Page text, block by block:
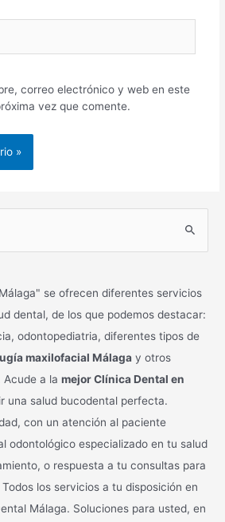
correo electrónico y web en este
vez que comente.
se ofrecen diferentes servicios
dental, de los que podemos destacar:
odontopediatria, diferentes tipos de
maxilofacial Málaga y otros
Acude a lamejor Clínica Dental en
una salud bucodental perfecta.
con un atención al paciente
odontológico especializado en tu salud
o respuesta a tu consultas para
los servicios a tu disposición en
Málaga. Soluciones para usted, en